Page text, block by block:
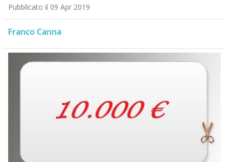
Pubblicato il 09 Apr 2019
Franco Canna